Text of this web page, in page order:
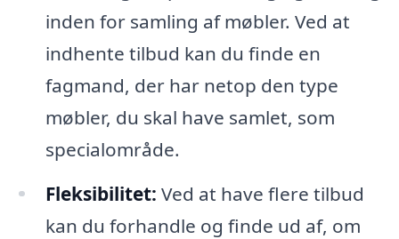
inden for samling af møbler. Ved at
indhente tilbud kan du finde en
fagmand, der har netop den type
møbler, du skal have samlet, som
specialområde.
Fleksibilitet: Ved at have flere tilbud
kan du forhandle og finde ud af, om